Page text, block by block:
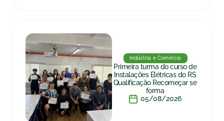
Indústria e Comércio
Primeira turma do curso de
Instalações Elétricas do RS
Qualificação Recomeçar se
forma
05/08/2026